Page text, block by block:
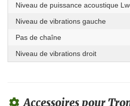
Niveau de puissance acoustique
Niveau de vibrations gauche
Pas de chaîne
Niveau de vibrations droit
Accessoires pour